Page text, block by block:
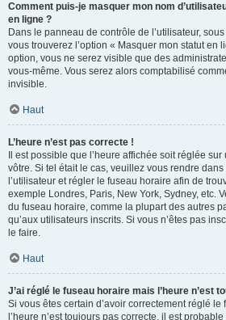
Comment puis-je masquer mon nom
en ligne ?
Dans le panneau de contrôle de l’utilisateur,
vous trouverez l’option « Masquer mon statut en
option, vous ne serez visible que des
vous-même. Vous serez alors comptabilisé
invisible.
Haut
L’heure n’est pas correcte !
Il est possible que l’heure affichée soit réglée
vôtre. Si tel était le cas, veuillez vous rendre
l’utilisateur et régler le fuseau horaire afin de
exemple Londres, Paris, New York, Sydney, etc.
du fuseau horaire, comme la plupart des autres
qu’aux utilisateurs inscrits. Si vous n’êtes pas
le faire.
Haut
J’ai réglé le fuseau horaire mais l’heure n’est
Si vous êtes certain d’avoir correctement réglé
l’heure n’est toujours pas correcte, il est